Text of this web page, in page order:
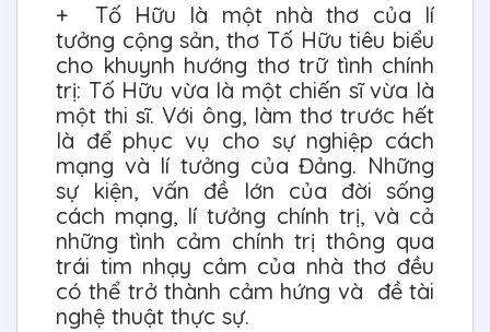
+ Tố Hữu là một nhà thơ của lí
tưởng cộng sản, thơ Tố Hữu tiêu biểu
cho khuynh hướng thơ trữ tình chính
trị: Tố Hữu vừa là một chiến sĩ vừa là
một thi sĩ. Với ông, làm thơ trước hết
là để phục vụ cho sự nghiệp cách
mạng và lí tưởng của Đảng. Những
sự kiện, vấn đề lớn của đời sống
cách mạng, lí tưởng chính trị, và cả
những tình cảm chính trị thông qua
trái tim nhạy cảm của nhà thơ đều
có thể trở thành cảm hứng và đề tài
nghệ thuật thực sự.